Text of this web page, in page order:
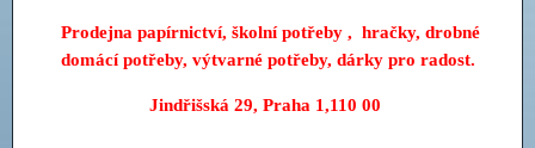
Prodejna papírnictví, školní potřeby , hračky, drobné
domácí potřeby, výtvarné potřeby, dárky pro radost.
Jindřišská 29, Praha 1,110 00